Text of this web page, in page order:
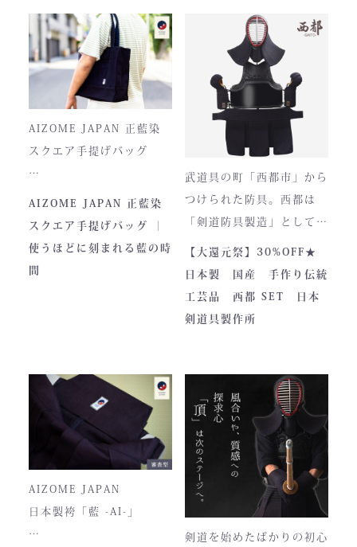
堅牢さ、美しい造形、そし
て驚くほどの機動力。実戦
に必要な「守り」と「動
き」を極限まで高めたこの
一式は、まさに現代剣道具
の完成形と呼ぶにふさわし
い逸品です。余計な装飾を
一切排し、機能美だけを追
求した姿。そこに宿るの
は、全日本武道具が誇
る“実用美”と魂の職人技で
す。
正藍染ならではの深みある
色合いは、使い込むほどに
風合いが増し、唯一無二の
存在へと変化。
さらに、熊本の熟練職人に
AIZOME JAPAN 正藍染
スクエア手提げバッグ
とってもお洒落な和柄の手
提げバッグです。
内側には2つのポケットが
ついております。
ハンドルの高さ：22cm
■仕様
ファスナー部分にはYKK製
を使用しております。
入荷時期やロットにより、
ファスナーのデザイン・仕
様が一部異なる場合がござ
AIZOME JAPAN 正藍染
スクエア手提げバッグ ｜
使うほどに刻まれる藍の時
間
武道具の町「西都市」から
つけられた防具。西都は
「剣道防具製造」として町
のPRやふるさと納税のた
めに作られました。しかし
全国の販売店様の強い意向
で卸販売を開始すると瞬く
トが町のPRとふるさと納
税ということもあり、高品
質低価格をできるだけ再現
しております。特に籠手は
使いやすいと評判です。
【大還元祭】30%OFF★
日本製 国産 手作り伝統
工芸品 西都 SET 日本
剣道具製作所
AIZOME JAPAN
日本製袴「藍 -AI-」
剣道を始めたばかりの初心